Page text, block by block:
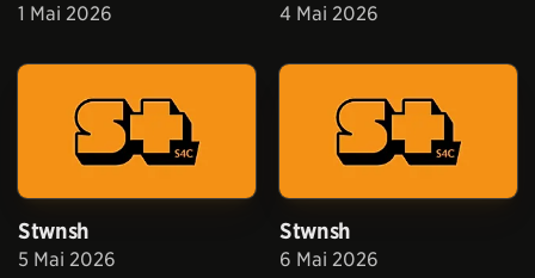
1 Mai 2026 4 Mai 2026
Stwnsh
5 Mai 2026
Stwnsh
6 Mai 2026